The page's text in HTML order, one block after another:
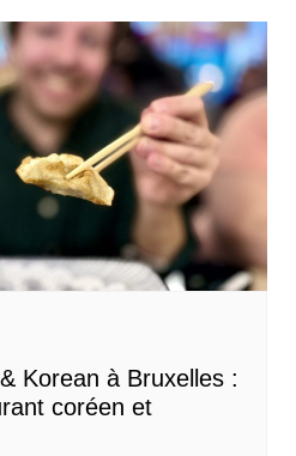
Korean à Bruxelles :
coréen et